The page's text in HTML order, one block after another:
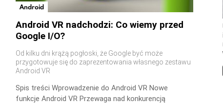
Android
Android VR nadchodzi: Co wiemy przed
Google I/O?
Od kilku dni krążą pogłoski, że Google być może
przygotowuje się do zaprezentowania własnego zestawu
Android VR
Spis treści Wprowadzenie do Android VR Nowe
funkcje Android VR Przewaga nad konkurencją